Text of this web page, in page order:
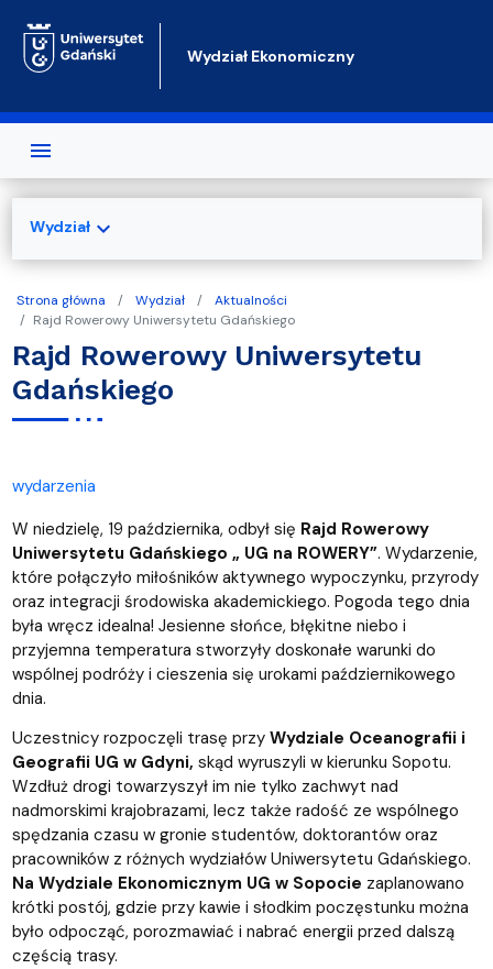
Wydział Ekonomiczny
Strona główna Wydział
Aktualności
Rajd Rowerowy Uniwersytetu Gdańskiego
Rajd Rowerowy Uniwersytetu
Gdańskiego
wydarzenia
W niedzielę, 19 października, odbył się Rajd Rowerowy
Uniwersytetu Gdańskiego „ UG na ROWERY”. Wydarzenie,
które połączyło miłośników aktywnego wypoczynku, przyrody
oraz integracji środowiska akademickiego. Pogoda tego dnia
była wręcz idealna! Jesienne słońce, błękitne niebo i
przyjemna temperatura stworzyły doskonałe warunki do
wspólnej podróży i cieszenia się urokami październikowego
dnia.
Uczestnicy rozpoczęli trasę przy Wydziale Oceanografii i
Geografii UG w Gdyni, skąd wyruszyli w kierunku Sopotu.
Wzdłuż drogi towarzyszył im nie tylko zachwyt nad
nadmorskimi krajobrazami, lecz także radość ze wspólnego
spędzania czasu w gronie studentów, doktorantów oraz
pracowników z różnych wydziałów Uniwersytetu Gdańskiego.
Na Wydziale Ekonomicznym UG w Sopocie zaplanowano
krótki postój, gdzie przy kawie i słodkim poczęstunku można
było odpocząć, porozmawiać i nabrać energii przed dalszą
częścią trasy.
Wydziałexpand_more